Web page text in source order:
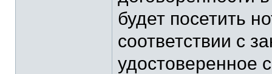
будет посетить
соответствии с
удостоверенное